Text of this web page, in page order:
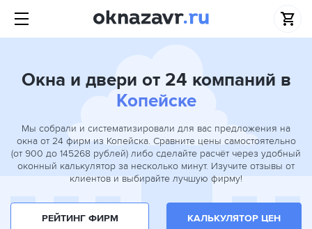
Окна и двери от 24 компаний в
Копейске
Мы собрали и систематизировали для вас предложения на
окна от 24 фирм из Копейска. Сравните цены самостоятельно
(от 900 до 145268 рублей) либо сделайте расчёт через удобный
оконный калькулятор за несколько минут. Изучите отзывы от
клиентов и выбирайте лучшую фирму!
РЕЙТИНГ ФИРМ КАЛЬКУЛЯТОР ЦЕН